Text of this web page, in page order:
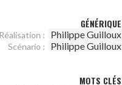
GÉNÉRIQUE
Réalisation : Philippe Guilloux
Scénario : Philippe Guilloux
MOTS CLÉS